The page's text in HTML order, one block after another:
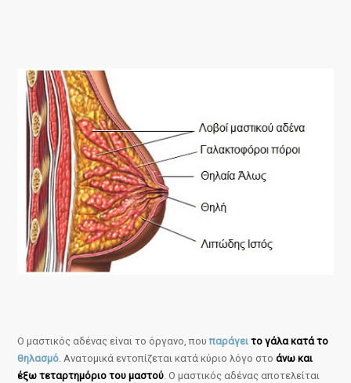
Ο μαστικός αδένας είναι το όργανο, πουπαράγειτο γάλα κατά το
θηλασμό . Ανατομικά εντοπίζεται κατά κύριο λόγο στοάνω και
έξω τεταρτημόριο του μαστού . Ο μαστικός αδένας αποτελείται